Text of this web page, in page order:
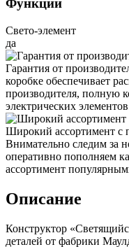
Функции
Свето-элемент
да
Гарантия от
коробке обеспечивает
производителя, полную
электрических
Широкий ассортимент с
Внимательно следим за
оперативно пополняем
ассортимент
Описание
Конструктор
деталей от фабрики